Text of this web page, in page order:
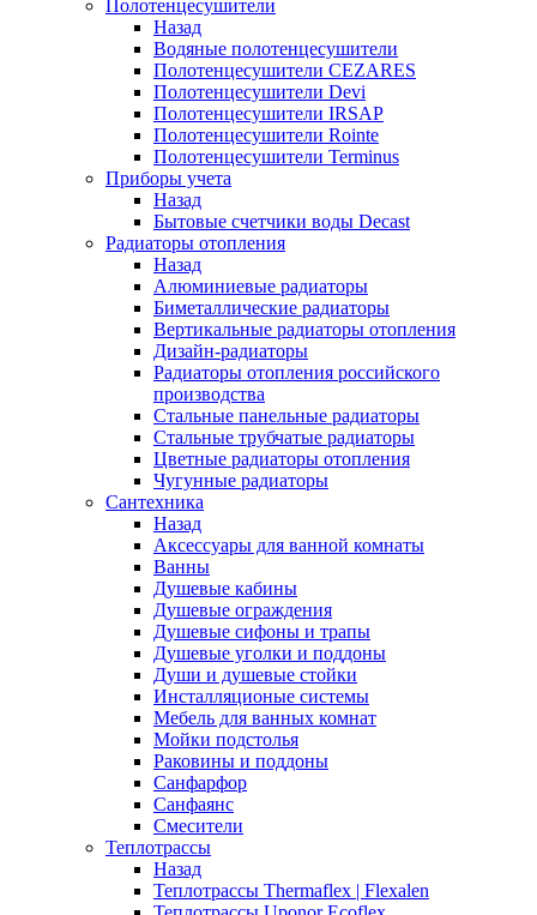
Полотенцесушители
Назад
Водяные полотенцесушители
Полотенцесушители CEZARES
Полотенцесушители Devi
Полотенцесушители IRSAP
Полотенцесушители Rointe
Полотенцесушители Terminus
Приборы учета
Назад
Бытовые счетчики воды Decast
Радиаторы отопления
Назад
Алюминиевые радиаторы
Биметаллические радиаторы
Вертикальные радиаторы отопления
Дизайн-радиаторы
Радиаторы отопления российского
производства
Стальные панельные радиаторы
Стальные трубчатые радиаторы
Цветные радиаторы отопления
Чугунные радиаторы
Сантехника
Назад
Аксессуары для ванной комнаты
Ванны
Душевые кабины
Душевые ограждения
Душевые сифоны и трапы
Душевые уголки и поддоны
Души и душевые стойки
Инсталляционые системы
Мебель для ванных комнат
Мойки подстолья
Раковины и поддоны
Санфарфор
Санфаянс
Смесители
Теплотрассы
Назад
Теплотрассы Thermaflex | Flexalen